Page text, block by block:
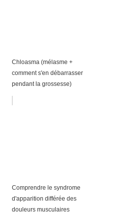
Chloasma (mélasme +
comment s'en débarrasser
pendant la grossesse)
Comprendre le syndrome
d'apparition différée des
douleurs musculaires